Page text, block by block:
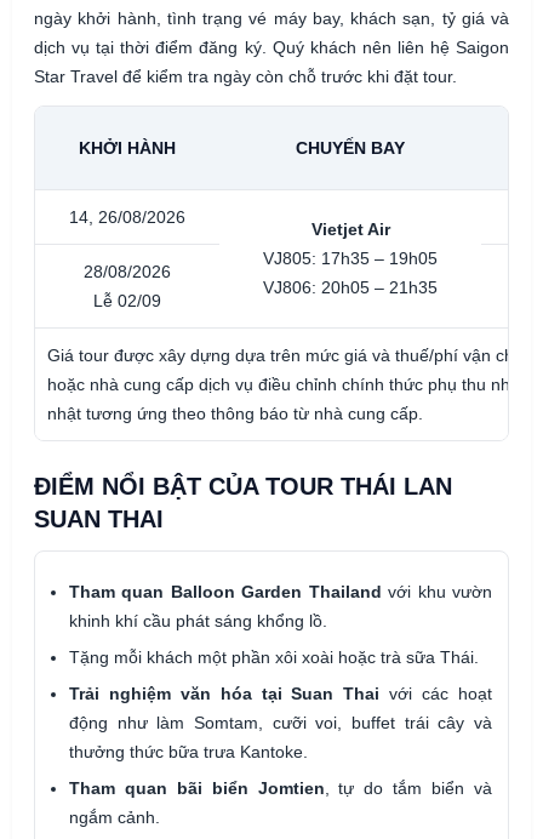
ngày khởi hành, tình trạng vé máy bay, khách sạn, tỷ giá và
dịch vụ tại thời điểm đăng ký. Quý khách nên liên hệ Saigon
Star Travel để kiểm tra ngày còn chỗ trước khi đặt tour.
KHỞI HÀNH CHUYẾN BAY
14, 26/08/2026
Vietjet Air
VJ805: 17h35 – 19h05
VJ806: 20h05 – 21h35
28/08/2026
Lễ 02/09
Giá tour được xây dựng dựa trên mức giá và thuế/phí vận
hoặc nhà cung cấp dịch vụ điều chỉnh chính thức phụ thu
nhật tương ứng theo thông báo từ nhà cung cấp.
ĐIỂM NỔI BẬT CỦA TOUR THÁI LAN
SUAN THAI
Tham quan Balloon Garden Thailand với khu vườn
khinh khí cầu phát sáng khổng lồ.
Tặng mỗi khách một phần xôi xoài hoặc trà sữa Thái.
Trải nghiệm văn hóa tại Suan Thai với các hoạt
động như làm Somtam, cưỡi voi, buffet trái cây và
thưởng thức bữa trưa Kantoke.
Tham quan bãi biển Jomtien , tự do tắm biển và
ngắm cảnh.